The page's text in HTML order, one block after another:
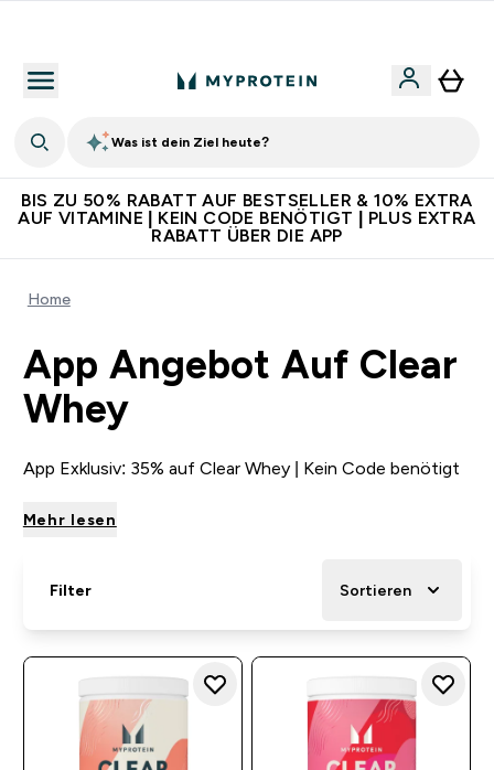
Was ist dein Ziel heute?
BIS ZU 50% RABATT AUF BESTSELLER & 10% EXTRA
AUF VITAMINE | KEIN CODE BENÖTIGT | PLUS EXTRA
RABATT ÜBER DIE APP
Home
App Angebot Auf Clear
Whey
App Exklusiv: 35% auf Clear Whey | Kein Code benötigt
Mehr lesen
Filter Sortieren